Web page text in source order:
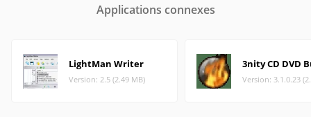
Applications connexes
LightMan Writer
Version: 2.5 (2.49 MB)
3nity CD DVD
Version: 3.1.0.23